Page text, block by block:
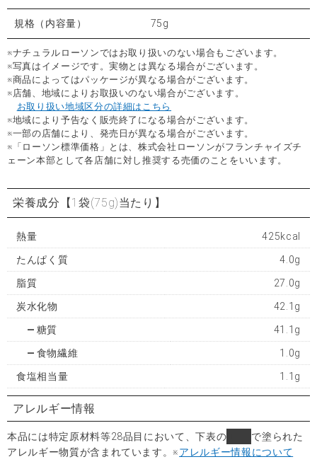
規格（内容量） 75g
※ナチュラルローソンではお取り扱いのない場合もございます。
※写真はイメージです。実物とは異なる場合がございます。
※商品によってはパッケージが異なる場合がございます。
※店舗、地域によりお取扱いのない場合がございます。
お取り扱い地域区分の詳細はこちら
※地域により予告なく販売終了になる場合がございます。
※一部の店舗により、発売日が異なる場合がございます。
※「ローソン標準価格」とは、株式会社ローソンがフランチャイズチ
ェーン本部として各店舗に対し推奨する売価のことをいいます。
栄養成分 【1袋(75g)当たり】
熱量 425kcal
たんぱく質 4.0g
脂質 27.0g
炭水化物 42.1g
糖質 41.1g
食物繊維 1.0g
食塩相当量 1.1g
アレルギー情報
本品には特定原材料等28品目において、下表の
で塗られた
アレルギー物質が含まれています。※アレルギー情報について